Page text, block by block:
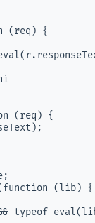
(req) {
(req) {
(lib) {
typeof